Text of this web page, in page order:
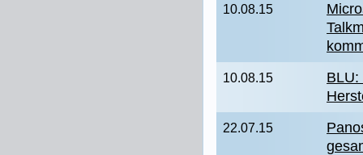
10.08.15
10.08.15
BLU:
22.07.15